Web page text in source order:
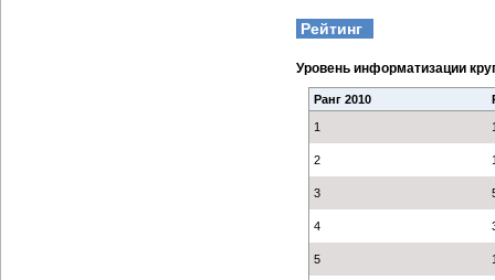
Рейтинг
Уровень информатизации
Ранг 2010
1
2
3
4
5